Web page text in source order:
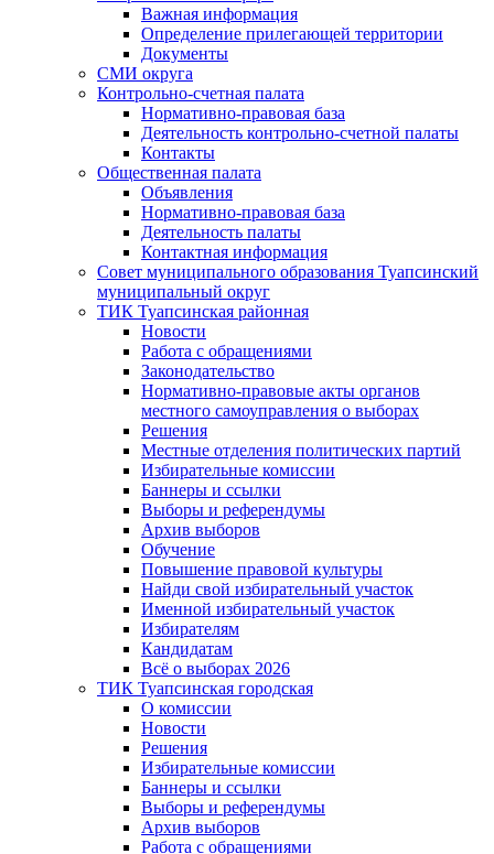
Важная информация
Определение прилегающей территории
Документы
СМИ округа
Контрольно-счетная палата
Нормативно-правовая база
Деятельность контрольно-счетной палаты
Контакты
Общественная палата
Объявления
Нормативно-правовая база
Деятельность палаты
Контактная информация
Совет муниципального образования Туапсинский
муниципальный округ
ТИК Туапсинская районная
Новости
Работа с обращениями
Законодательство
Нормативно-правовые акты органов
местного самоуправления о выборах
Решения
Местные отделения политических партий
Избирательные комиссии
Баннеры и ссылки
Выборы и референдумы
Архив выборов
Обучение
Повышение правовой культуры
Найди свой избирательный участок
Именной избирательный участок
Избирателям
Кандидатам
Всё о выборах 2026
ТИК Туапсинская городская
О комиссии
Новости
Решения
Избирательные комиссии
Баннеры и ссылки
Выборы и референдумы
Архив выборов
Работа с обращениями